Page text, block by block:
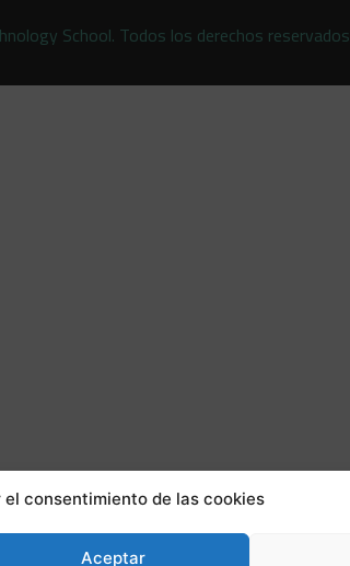
el consentimiento de las cookies
Aceptar
School. Todos los derechos reservados